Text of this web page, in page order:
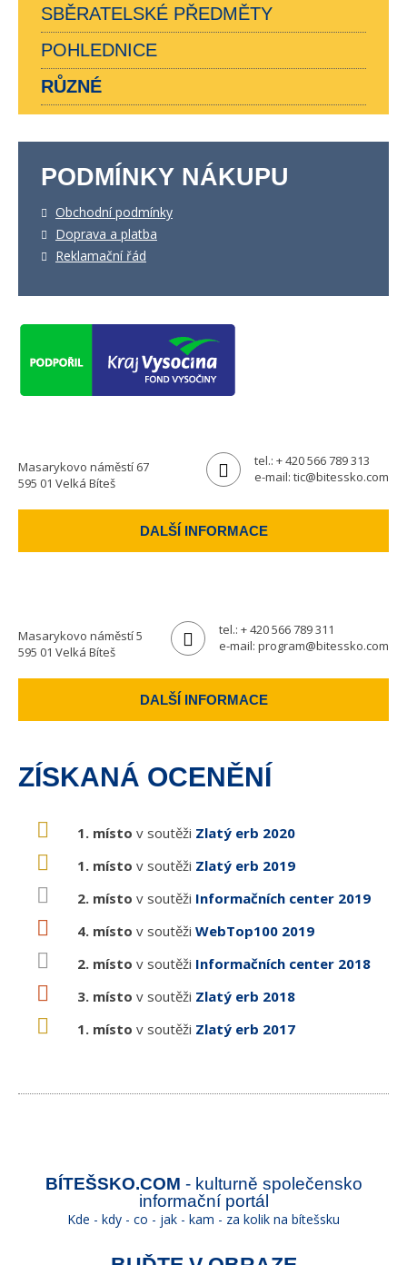
SBĚRATELSKÉ PŘEDMĚTY
POHLEDNICE
RŮZNÉ
PODMÍNKY NÁKUPU
Obchodní podmínky
Doprava a platba
Reklamační řád
Masarykovo náměstí 67
595 01 Velká Bíteš
tel.: + 420 566 789 313
e-mail: tic@bitessko.com
DALŠÍ INFORMACE
Masarykovo náměstí 5
595 01 Velká Bíteš
tel.: + 420 566 789 311
e-mail: program@bitessko.com
DALŠÍ INFORMACE
ZÍSKANÁ OCENĚNÍ
1. místo v soutěži Zlatý erb 2020
1. místo v soutěži Zlatý erb 2019
2. místo v soutěži Informačních center 2019
4. místo v soutěži WebTop100 2019
2. místo v soutěži Informačních center 2018
3. místo v soutěži Zlatý erb 2018
1. místo v soutěži Zlatý erb 2017
BÍTEŠSKO.COM - kulturně společensko
informační portál
Kde - kdy - co - jak - kam - za kolik na bítešsku